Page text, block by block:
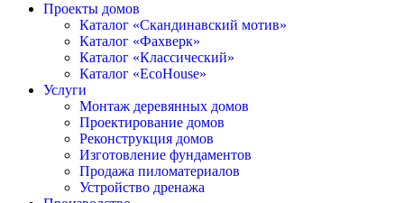
Проекты домов
Каталог «Скандинавский мотив»
Каталог «Фахверк»
Каталог «Классический»
Каталог «EcoHouse»
Услуги
Монтаж деревянных домов
Проектирование домов
Реконструкция домов
Изготовление фундаментов
Продажа пиломатериалов
Устройство дренажа